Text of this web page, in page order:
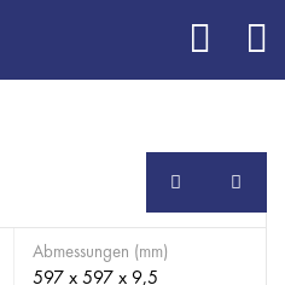
Abmessungen (mm)
597 x 597 x 9,5